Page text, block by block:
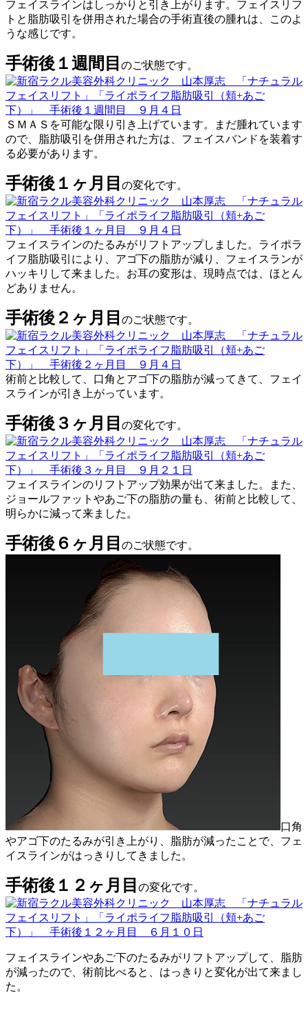
フェイスラインはしっかりと引き上がります。フェイスリフ
トと脂肪吸引を併用された場合の手術直後の腫れは、このよ
うな感じです。
手術後１週間目 のご状態です。
ＳＭＡＳを可能な限り引き上げています。まだ腫れています
ので、脂肪吸引を併用された方は、フェイスバンドを装着す
る必要があります。
手術後１ヶ月目 の変化です。
フェイスラインのたるみがリフトアップしました。ライポラ
イフ脂肪吸引により、アゴ下の脂肪が減り、フェイスランが
ハッキリして来ました。お耳の変形は、現時点では、ほとん
どありません。
手術後２ヶ月目 のご状態です。
術前と比較して、口角とアゴ下の脂肪が減ってきて、フェイ
スラインが引き上がっています。
手術後３ヶ月目 の変化です。
フェイスラインのリフトアップ効果が出て来ました。また、
ジョールファットやあご下の脂肪の量も、術前と比較して、
明らかに減って来ました。
手術後６ヶ月目 のご状態です。
口角
やアゴ下のたるみが引き上がり、脂肪が減ったことで、フェ
イスラインがはっきりしてきました。
手術後１２ヶ月目 の変化です。
フェイスラインやあご下のたるみがリフトアップして、脂肪
が減ったので、術前比べると、はっきりと変化が出て来まし
た。